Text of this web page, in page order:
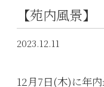
【苑内風景】
2023.12.11
12月7日(木)に年